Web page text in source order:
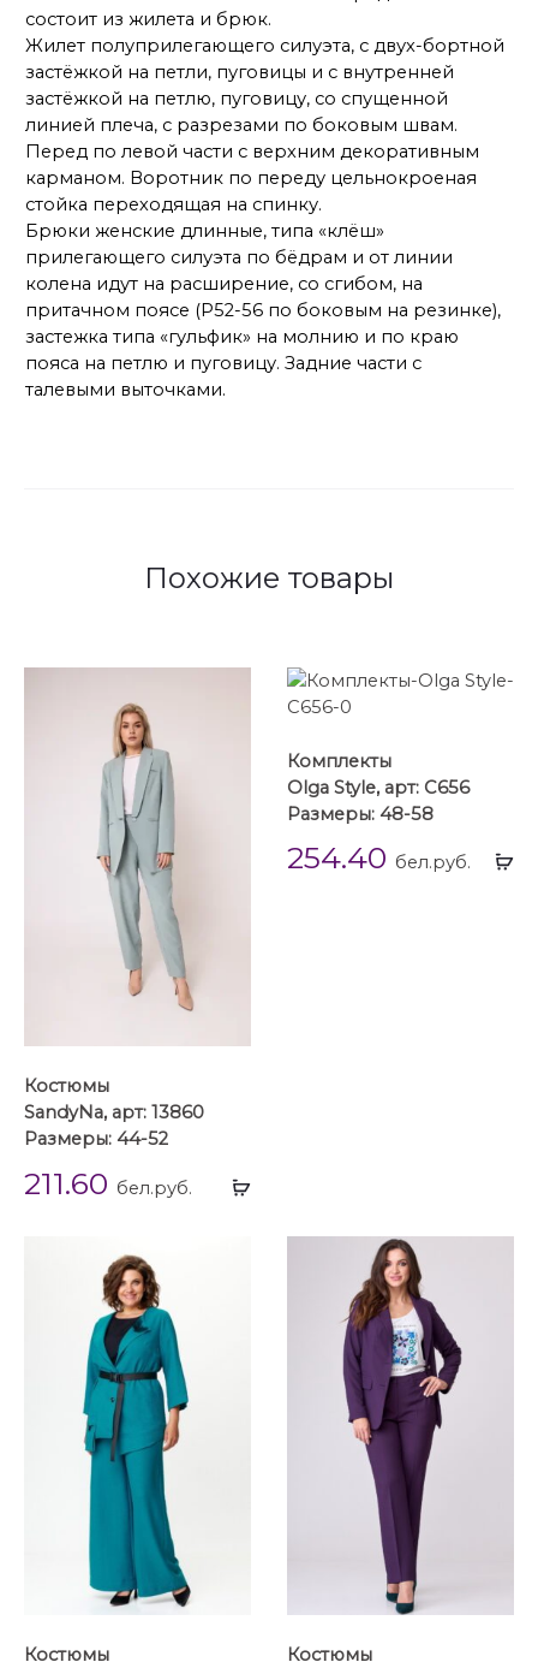
состоит из жилета и брюк.
Жилет полуприлегающего силуэта, с двух-бортной
застёжкой на петли, пуговицы и с внутренней
застёжкой на петлю, пуговицу, со спущенной
линией плеча, с разрезами по боковым швам.
Перед по левой части с верхним декоративным
карманом. Воротник по переду цельнокроеная
стойка переходящая на спинку.
Брюки женские длинные, типа «клёш»
прилегающего силуэта по бёдрам и от линии
колена идут на расширение, со сгибом, на
притачном поясе (Р52-56 по боковым на резинке),
застежка типа «гульфик» на молнию и по краю
пояса на петлю и пуговицу. Задние части с
талевыми выточками.
Похожие товары
Выбрать
Костюмы
SandyNa, арт: 13860
Размеры: 44-52
211.60 бел.руб.
Комплекты
Olga Style, арт: C656
Размеры: 48-58
254.40 бел.руб.
Костюмы
Костюмы